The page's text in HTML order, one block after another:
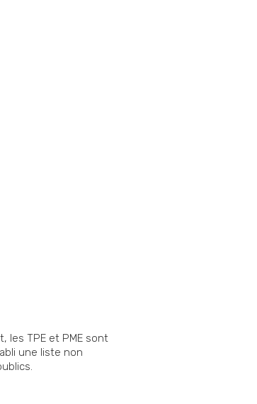
les TPE et PME sont
une liste non